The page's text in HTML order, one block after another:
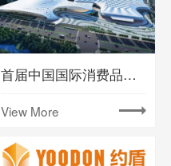
首届中国国际消费品博览会将在海南举办
View More